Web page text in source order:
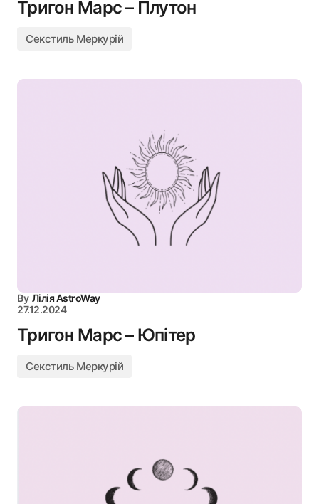
Тригон Марс – Плутон
Секстиль Меркурій
By Лілія AstroWay
27.12.2024
Тригон Марс – Юпітер
Секстиль Меркурій